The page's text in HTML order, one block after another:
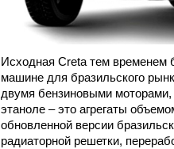
Исходная Creta тем временем
машине для бразильского
двумя бензиновыми моторами,
этаноле – это агрегаты
обновленной версии
радиаторной решетки,